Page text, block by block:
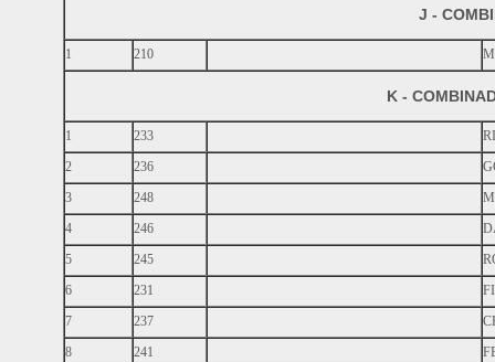
J -
1 210
K -
1 233
2
236
3
248
4
246
5
245
6
231
7
237
8
241